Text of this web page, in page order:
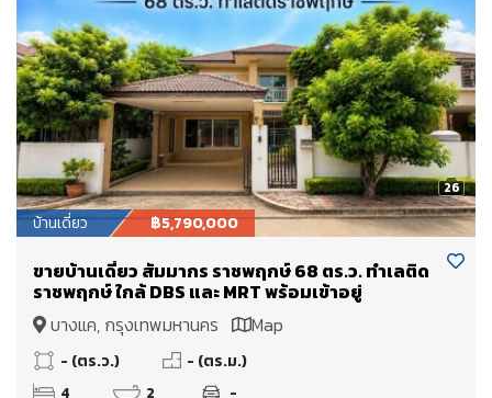
26
บ้านเดี่ยว ฿5,790,000
ขายบ้านเดี่ยว สัมมากร ราชพฤกษ์ 68 ตร.ว. ทำเลติด
ราชพฤกษ์ ใกล้ DBS และ MRT พร้อมเข้าอยู่
บางแค, กรุงเทพมหานคร
Map
- (ตร.ว.)
- (ตร.ม.)
4
2 -